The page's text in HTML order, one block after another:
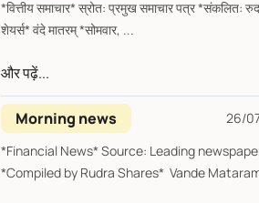
*वित्तीय समाचार* स्रोत: प्रमुख समाचार पत्र *संकलित: रुद्रा
शेयर्स* वंदे मातरम् *सोमवार, ...
और पढ़ें...
Morning news
26/
*Financial News* Source: Leading
*Compiled by Rudra Shares* Vande